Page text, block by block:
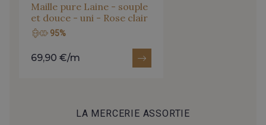
Maille pure Laine - souple
et douce - uni - Rose clair
95%
69,90 €/m
LA MERCERIE ASSORTIE